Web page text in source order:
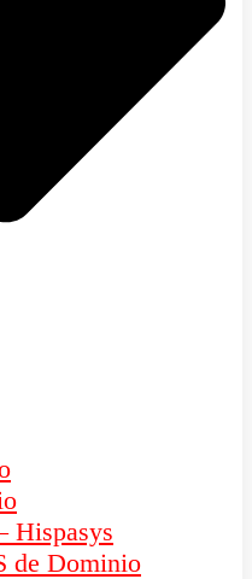
Hispasys
de Dominio